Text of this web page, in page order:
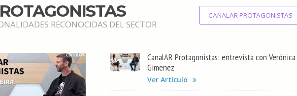
CANALAR PROTAGONISTAS
RECONOCIDAS DEL SECTOR
CanalAR Protagonistas: entrevista con Verónica
Gimenez
Ver Artículo